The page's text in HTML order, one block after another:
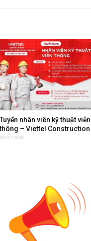
Tuyển nhân viên kỹ thuật viễn
– Viettel Construction
31/07/2026